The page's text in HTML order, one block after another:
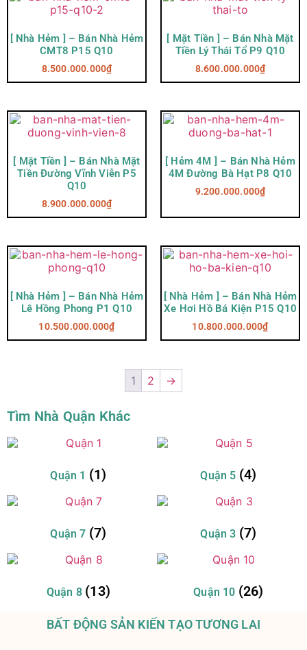
[ Nhà Hẻm ] – Bán Nhà Hẻm
CMT8 P15 Q10
8.500.000.000₫
[ Mặt Tiền ] – Bán Nhà Mặt
Tiền Lý Thái Tổ P9 Q10
8.600.000.000₫
[ Mặt Tiền ] – Bán Nhà Mặt
Tiền Đường Vĩnh Viễn P5
Q10
8.900.000.000₫
[ Hẻm 4M ] – Bán Nhà Hẻm
4M Đường Bà Hạt P8 Q10
9.200.000.000₫
[ Nhà Hẻm ] – Bán Nhà Hẻm
Lê Hồng Phong P1 Q10
10.500.000.000₫
[ Nhà Hẻm ] – Bán Nhà Hẻm
Xe Hơi Hồ Bá Kiện P15 Q10
10.800.000.000₫
1 2 →
Tìm Nhà Quận Khác
Quận 1 (1) Quận 5 (4)
Quận 7 (7) Quận 3 (7)
Quận 8 (13) Quận 10 (26)
BẤT ĐỘNG SẢN KIẾN TẠO TƯƠNG LAI